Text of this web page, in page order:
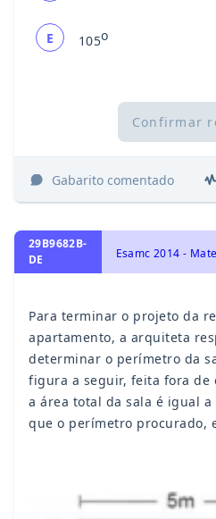
E 105o
Confirmar
Gabarito comentado
29B9682B-
DE
Para terminar o projeto da
apartamento, a arquiteta
determinar o perímetro da
figura a seguir, feita fora de
a área total da sala é igual a
que o perímetro procurado,